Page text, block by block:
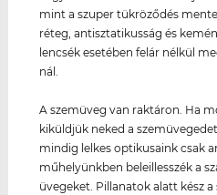
mint a szuper tükröződés
réteg, antisztatikusság és
lencsék esetében felár nélkül
nál.
A szemüveg van raktáron. Ha
kiküldjük neked a
mindig lelkes optikusaink csak
műhelyünkben beleillesszék a
üvegeket. Pillanatok alatt kész